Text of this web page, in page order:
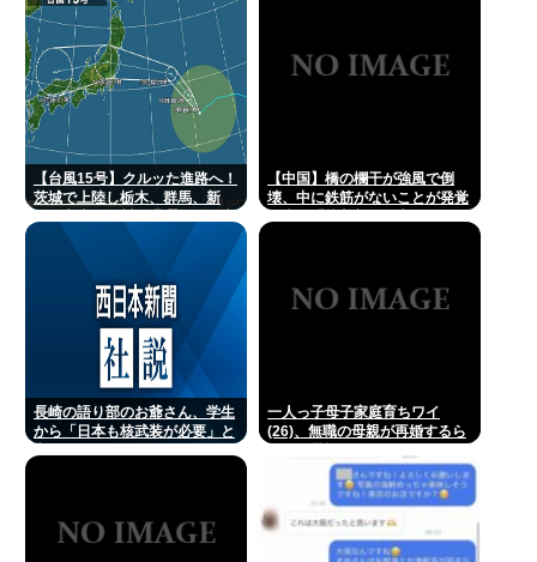
【台風15号】クルッた進路へ！
茨城で上陸し栃木、群馬、新
【中国】橋の欄干が強風で倒
壊、中に鉄筋がないことが発覚
長崎の語り部のお爺さん、学生
から「日本も核武装が必要」と
一人っ子母子家庭育ちワイ
(26)、無職の母親が再婚するら